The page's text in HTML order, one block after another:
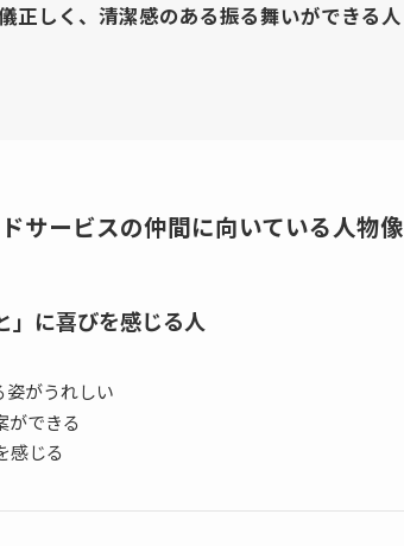
正しく、清潔感のある振る舞いができる人
サービスの仲間に向いている人物像
に喜びを感じる人
姿がうれしい
ができる
感じる